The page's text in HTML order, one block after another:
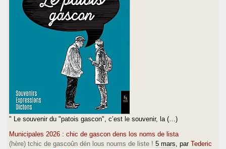
" Le souvenir du "patois gascon", c’est le souvenir, la (…)
Municipales 2026 : chic de gascon dens los noms de lista
(hère) tchic de gascoûn dén lous noums de liste ! 5 mars , par Tederic